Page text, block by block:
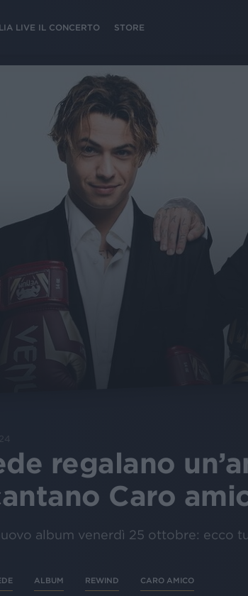
LIVE IL CONCERTO STORE
regalano
Caro
album venerdì 25 ottobre: ecco
ALBUM REWIND CARO AMICO